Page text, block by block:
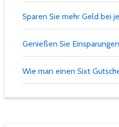
Sparen Sie mehr Geld bei
Genießen Sie
Wie man einen Sixt